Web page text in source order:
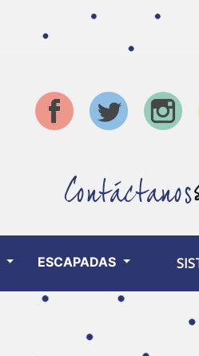
Contáctanos
ESCAPADAS